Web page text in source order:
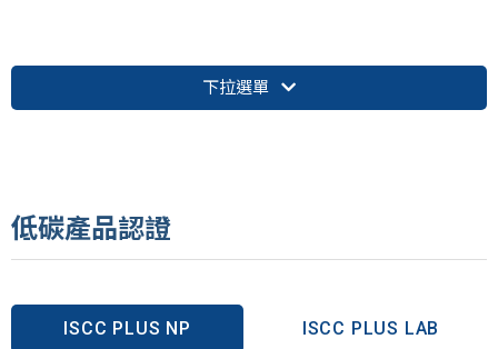
下拉選單
低碳產品認證
ISCC PLUS NP ISCC PLUS LAB